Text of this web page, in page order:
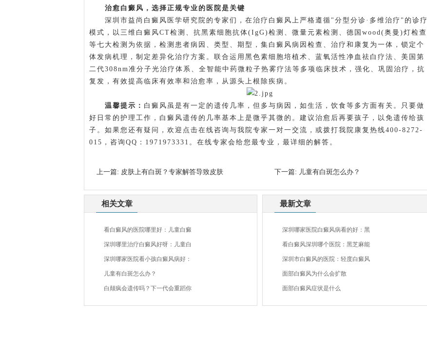
治愈白癜风，选择正规专业的医院是关键
深圳市益尚白癜风医学研究院的专家们，在治疗白癜风上严格遵循"分型分诊·多维治疗"的诊疗
模式，以三维白癜风CT检测、抗黑素细胞抗体(IgG)检测、微量元素检测、德国wood(奥曼)灯检查
等七大检测为依据，检测患者病因、类型、期型，集白癜风病因检查、治疗和康复为一体，锁定个
体发病机理，制定差异化治疗方案。联合运用黑色素细胞培植术、蓝氧活性净血祛白疗法、美国第
二代308nm准分子光治疗体系、全智能中药微粒子热雾疗法等多项临床技术，强化、巩固治疗，抗
复发，有效提高临床有效率和治愈率，从源头上根除疾病。
温馨提示： 白癜风虽是有一定的遗传几率，但多与病因，如生活，饮食等多方面有关。只要做
好日常的护理工作，白癜风遗传的几率基本上是微乎其微的。建议治愈后再要孩子，以免遗传给孩
子。如果您还有疑问，欢迎点击在线咨询与我院专家一对一交流，或拨打我院康复热线400-8272-
015，咨询QQ：1971973331。在线专家会给您最专业，最详细的解答。
上一篇: 皮肤上有白斑？专家解答导致皮肤 下一篇: 儿童有白斑怎么办？
相关文章
看白癜风的医院哪里好：儿童白癜
深圳哪里治疗白癜风好呀：儿童白
深圳哪家医院看小孩白癜风病好：
儿童有白斑怎么办？
白颠疯会遗传吗？下一代会重蹈你
最新文章
深圳哪家医院白癜风病看的好：黑
看白癜风深圳哪个医院：黑芝麻能
深圳市白癜风的医院：轻度白癜风
面部白癜风为什么会扩散
面部白癜风症状是什么